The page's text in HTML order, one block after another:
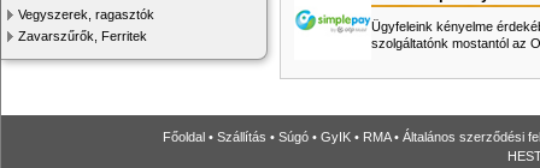
Vegyszerek, ragasztók
Zavarszűrők, Ferritek
Ügyfeleink kényelme
szolgáltatónk mostantól az
Főoldal • Szállítás • Súgó • GyIK • RMA• Általános szerződési